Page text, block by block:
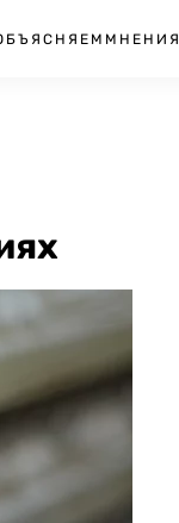
МНЕНИЯ